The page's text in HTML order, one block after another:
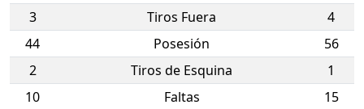
3
Tiros Fuera
4
44
Posesión
56
2
Tiros de Esquina
1
10
Faltas
15